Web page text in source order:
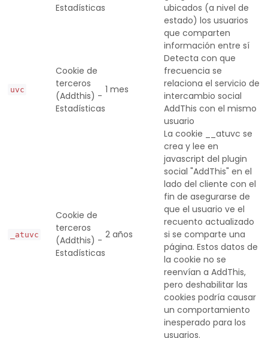
Estadísticas
ubicados (a nivel de
estado) los usuarios
que comparten
información entre sí
uvc
Cookie de
terceros
(Addthis) -
Estadísticas
1 mes
Detecta con que
frecuencia se
relaciona el servicio de
intercambio social
AddThis con el mismo
usuario
_atuvc
Cookie de
terceros
(Addthis) -
Estadísticas
2 años
La cookie __atuvc se
crea y lee en
javascript del plugin
social "AddThis" en el
lado del cliente con el
fin de asegurarse de
que el usuario ve el
recuento actualizado
si se comparte una
página. Estos datos de
la cookie no se
reenvían a AddThis,
pero deshabilitar las
cookies podría causar
un comportamiento
inesperado para los
usuarios.